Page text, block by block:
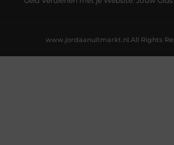
All Rights
www.jordaanuitmarkt.nl.